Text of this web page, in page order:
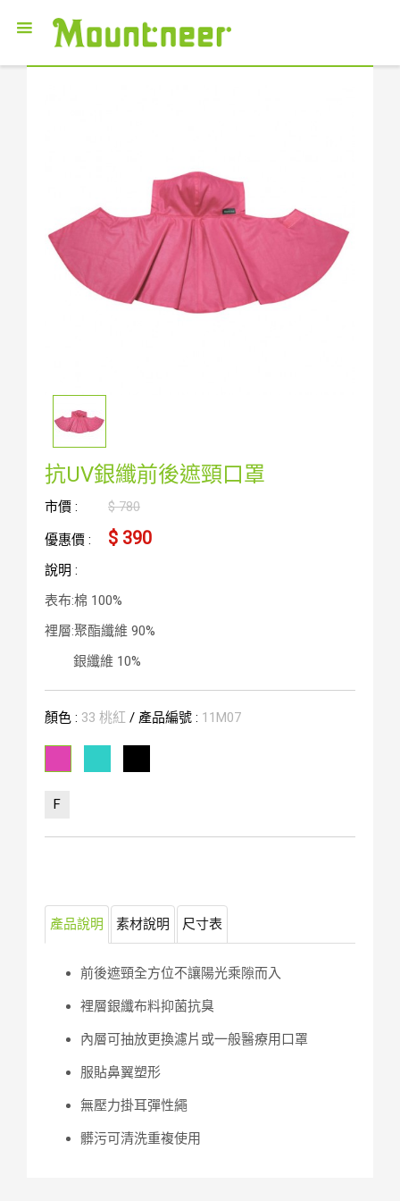
抗UV銀纖前後遮頸口罩
市價 : $ 780
優惠價 : $ 390
說明 :
表布:棉 100%
裡層:聚酯纖維 90%
銀纖維 10%
顏色 : 33 桃紅 / 產品編號 : 11M07
F
產品說明 素材說明 尺寸表
前後遮頸全方位不讓陽光乘隙而入
裡層銀纖布料抑菌抗臭
內層可抽放更換濾片或一般醫療用口罩
服貼鼻翼塑形
無壓力掛耳彈性繩
髒污可清洗重複使用